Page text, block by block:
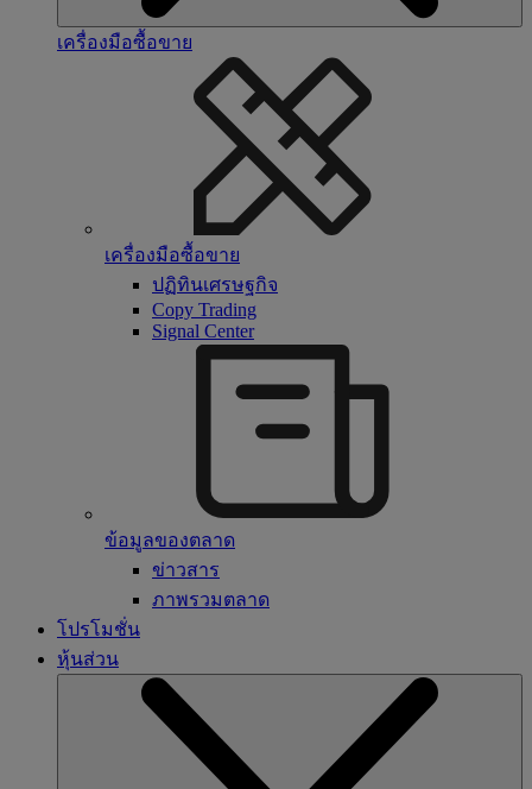
เครื่องมือซื้อขาย
เครื่องมือซื้อขาย
ปฏิทินเศรษฐกิจ
Copy Trading
Signal Center
ข้อมูลของตลาด
ข่าวสาร
ภาพรวมตลาด
โปรโมชั่น
หุ้นส่วน